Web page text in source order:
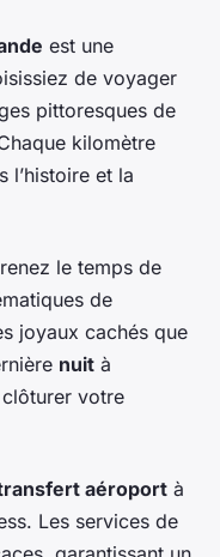
est une
de voyager
pittoresques de
kilomètre
l’histoire et la
le temps de
de
joyaux cachés que
nuit à
votre
aéroport à
Les services de